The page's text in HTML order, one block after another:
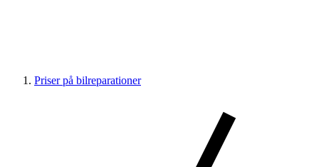
Priser på bilreparationer